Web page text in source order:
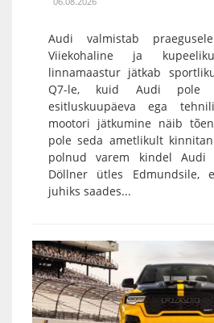
Audi valmistab
Viiekohaline ja
linnamaastur jätkab
Q7-le, kuid Audi pole
esitluskuupäeva ega
mootori jätkumine näib
pole seda ametlikult
polnud varem kindel Audi
Döllner ütles Edmundsile,
juhiks saades...